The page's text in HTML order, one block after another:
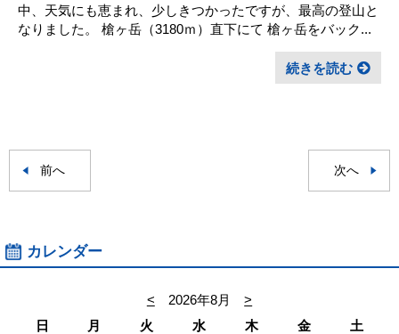
中、天気にも恵まれ、少しきつかったですが、最高の登山と
なりました。 槍ヶ岳（3180ｍ）直下にて 槍ヶ岳をバック...
続きを読む
前へ 次へ
カレンダー
< 2026年8月
>
日
月 火 水 木 金
土